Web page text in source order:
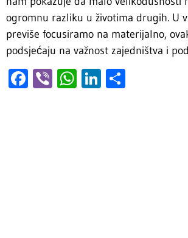
ogromnu razliku u životima drugih. U
previše focusiramo na materijalno,
podsjećaju na važnost zajedništva i
Facebook
ViberWhatsApp
LinkedIn